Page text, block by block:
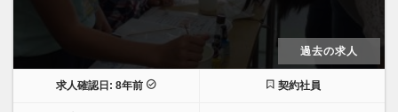
過去の求人
求人確認日: 8年前 契約社員